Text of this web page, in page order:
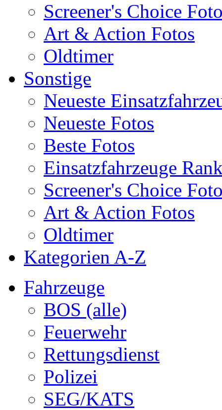
Screener's Choice
Art & Action Fotos
Oldtimer
Sonstige
Neueste
Neueste Fotos
Beste Fotos
Einsatzfahrzeuge
Screener's Choice
Art & Action Fotos
Oldtimer
Kategorien A-Z
Fahrzeuge
BOS (alle)
Feuerwehr
Rettungsdienst
Polizei
SEG/KATS